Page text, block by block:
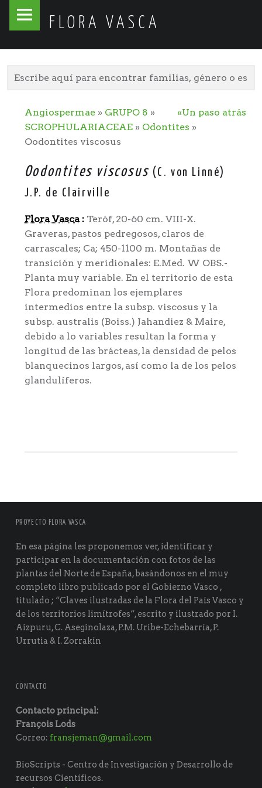
FLORA VASCA
Flora
Skip
«Un paso atrás
Angiospermae» GRUPO 8 »
SCROPHULARIACEAE» Odontites »
Oodontites viscosus
Oodontites viscosus (C. von Linné)
J.P. de Clairville
Flora Vasca:Teróf, 20-60 cm. VIII-X.
Graveras, pastos pedregosos, claros de
carrascales; Ca; 450-1100 m. Montañas de
transición y meridionales: E.Med. W OBS.-
Planta muy variable. En el territorio de esta
Flora predominan los ejemplares
intermedios entre la subsp. viscosus y la
subsp. australis (Boiss.) Jahandiez & Maire,
debido a lo variables resultan la forma y
longitud de las brácteas, la densidad de pelos
blanquecinos largos, así como la de los pelos
glandulíferos.
PROYECTO FLORA VASCA
En esa página les proponemos ver, identificar y
participar en la documentación con fotos de las
plantas del Norte de España, basándonos en el muy
completo libro publicado por el Gobierno Vasco ,
titulado ; “Claves ilustradas de la Flora del País Vasco y
de los territorios limítrofes“, escrito y ilustrado por I.
Aizpuru, C. Aseginolaza, P.M. Uribe-Echebarría, P.
Urrutia & I. Zorrakin
CONTACTO
Contacto principal:
François Lods
Correo: fransjeman@gmail.com
BioScripts - Centro de Investigación y Desarrollo de
recursos Científicos.